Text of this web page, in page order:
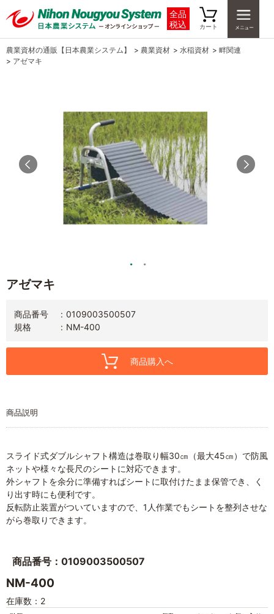
全品
税込
カート
農業資材の通販【日本農業システム】 > 農業資材 > 水稲資材 > 畔関連
> アゼマキ
アゼマキ
商品番号
0109003500507
規格
NM-400
商品購入へ
商品説明
スライド式ダブルシャフト構造は巻取り幅30㎝（最大45㎝）で防風
ネットや様々な長尺のシートに対応できます。
外シャフトを余分に準備すればシートに取付けたまま保管でき、く
り出す時にも便利です。
反転防止装置がついていますので、1人作業でもシートを整列させな
がら巻取りできます。
商品番号：0109003500507
NM-400
在庫数：2